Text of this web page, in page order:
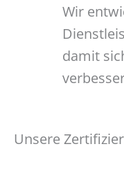
Wir
damit
Unsere